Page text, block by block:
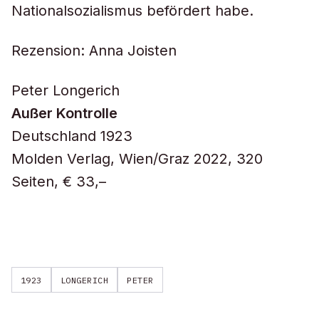
Nationalsozialismus befördert habe.
Rezension: Anna Joisten
Peter Longerich
Außer Kontrolle
Deutschland 1923
Molden Verlag, Wien/Graz 2022, 320
Seiten, € 33,–
1923 LONGERICH PETER